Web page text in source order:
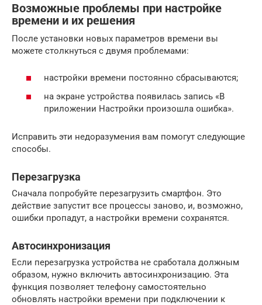
Возможные проблемы при настройке
времени и их решения
После установки новых параметров времени вы
можете столкнуться с двумя проблемами:
настройки времени постоянно сбрасываются;
на экране устройства появилась запись «В
приложении Настройки произошла ошибка».
Исправить эти недоразумения вам помогут следующие
способы.
Перезагрузка
Сначала попробуйте перезагрузить смартфон. Это
действие запустит все процессы заново, и, возможно,
ошибки пропадут, а настройки времени сохранятся.
Автосинхронизация
Если перезагрузка устройства не сработала должным
образом, нужно включить автосинхронизацию. Эта
функция позволяет телефону самостоятельно
обновлять настройки времени при подключении к